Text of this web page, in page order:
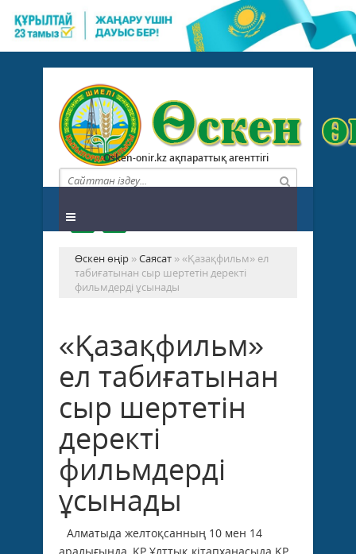
Osken-onir.kz ақпараттық агенттігі
Өскен өңір »Саясат » «Қазақфильм» ел
табиғатынан сыр шертетін деректі
фильмдерді ұсынады
«Қазақфильм»
ел табиғатынан
сыр шертетін
деректі
фильмдерді
ұсынады
Алматыда желтоқсанның 10 мен 14
аралығында, ҚР Ұлттық кітапханасыда ҚР